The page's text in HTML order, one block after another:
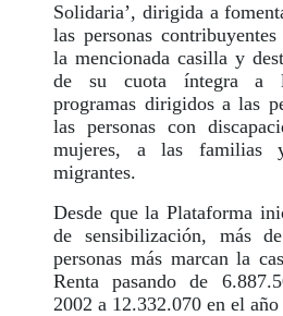
Solidaria’, dirigida a
las personas
la mencionada casilla y
de su cuota íntegra a
programas dirigidos a las
las personas con
mujeres, a las familias
migrantes.
Desde que la Plataforma
de sensibilización, más
personas más marcan la
Renta pasando de
2002 a 12.332.070 en el